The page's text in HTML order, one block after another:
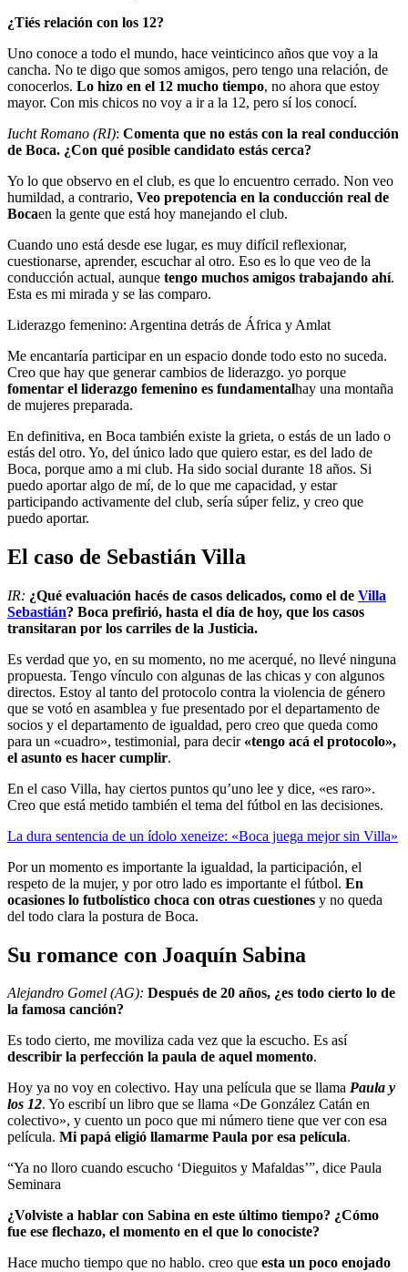
¿Tiés relación con los 12?
Uno conoce a todo el mundo, hace veinticinco años que voy a la
cancha. No te digo que somos amigos, pero tengo una relación, de
conocerlos. Lo hizo en el 12 mucho tiempo, no ahora que estoy
mayor. Con mis chicos no voy a ir a la 12, pero sí los conocí.
Iucht Romano (RI): Comenta que no estás con la real conducción
de Boca. ¿Con qué posible candidato estás cerca?
Yo lo que observo en el club, es que lo encuentro cerrado. Non veo
humildad, a contrario, Veo prepotencia en la conducción real de
Bocaen la gente que está hoy manejando el club.
Cuando uno está desde ese lugar, es muy difícil reflexionar,
cuestionarse, aprender, escuchar al otro. Eso es lo que veo de la
conducción actual, aunque tengo muchos amigos trabajando ahí.
Esta es mi mirada y se las comparo.
Liderazgo femenino: Argentina detrás de África y Amlat
Me encantaría participar en un espacio donde todo esto no suceda.
Creo que hay que generar cambios de liderazgo. yo porque
fomentar el liderazgo femenino es fundamentalhay una montaña
de mujeres preparada.
En definitiva, en Boca también existe la grieta, o estás de un lado o
estás del otro. Yo, del único lado que quiero estar, es del lado de
Boca, porque amo a mi club. Ha sido social durante 18 años. Si
puedo aportar algo de mí, de lo que me capacidad, y estar
participando activamente del club, sería súper feliz, y creo que
puedo aportar.
El caso de Sebastián Villa
IR: ¿Qué evaluación hacés de casos delicados, como el de Villa
Sebastián? Boca prefirió, hasta el día de hoy, que los casos
transitaran por los carriles de la Justicia.
Es verdad que yo, en su momento, no me acerqué, no llevé ninguna
propuesta. Tengo vínculo con algunas de las chicas y con algunos
directos. Estoy al tanto del protocolo contra la violencia de género
que se votó en asamblea y fue presentado por el departamento de
socios y el departamento de igualdad, pero creo que queda como
para un «cuadro», testimonial, para decir«tengo acá el protocolo»,
el asunto es hacer cumplir.
En el caso Villa, hay ciertos puntos qu’uno lee y dice, «es raro».
Creo que está metido también el tema del fútbol en las decisiones.
La dura sentencia de un ídolo xeneize: «Boca juega mejor sin Villa»
Por un momento es importante la igualdad, la participación, el
respeto de la mujer, y por otro lado es importante el fútbol. En
ocasiones lo futbolístico choca con otras cuestiones y no queda
del todo clara la postura de Boca.
Su romance con Joaquín Sabina
Alejandro Gomel (AG): Después de 20 años, ¿es todo cierto lo de
la famosa canción?
Es todo cierto, me moviliza cada vez que la escucho. Es así
describir la perfección la paula de aquel momento.
Hoy ya no voy en colectivo. Hay una película que se llama Paula y
los 12. Yo escribí un libro que se llama «De González Catán en
colectivo», y cuento un poco que mi número tiene que ver con esa
película. Mi papá eligió llamarme Paula por esa película.
“Ya no lloro cuando escucho ‘Dieguitos y Mafaldas’”, dice Paula
Seminara
¿Volviste a hablar con Sabina en este último tiempo? ¿Cómo
fue ese flechazo, el momento en el que lo conociste?
Hace mucho tiempo que no hablo. creo que esta un poco enojado